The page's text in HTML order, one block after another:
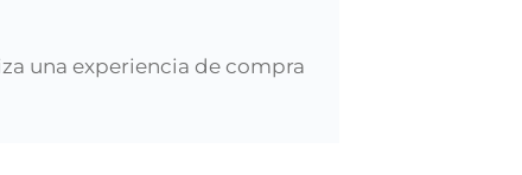
una experiencia de compra